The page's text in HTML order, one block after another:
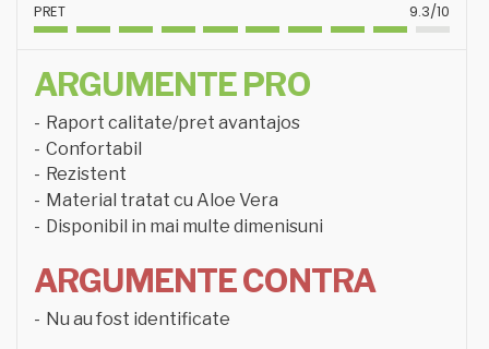
PRET 9.3/10
ARGUMENTE PRO
Raport calitate/pret avantajos
Confortabil
Rezistent
Material tratat cu Aloe Vera
Disponibil in mai multe dimenisuni
ARGUMENTE CONTRA
Nu au fost identificate